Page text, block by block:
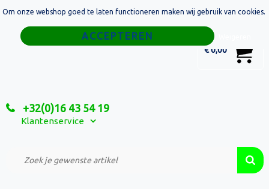
€ 0,00
+32(0)16 43 54 19
Klantenservice
Home
Relatiegeschenken
Custom Made Projecten
Om onze webshop goed te laten functioneren maken wij gebruik van cookies.